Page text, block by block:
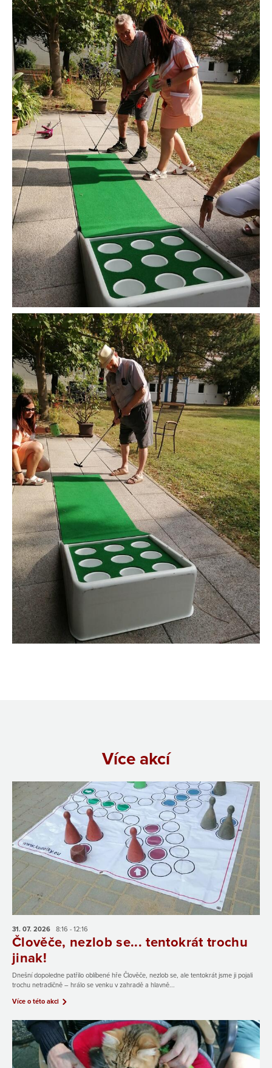
Více akcí
31. 07. 2026 8:16 - 12:16
Člověče, nezlob se... tentokrát trochu
jinak!
Dnešní dopoledne patřilo oblíbené hře Člověče, nezlob se, ale tentokrát jsme ji pojali
trochu netradičně – hrálo se venku v zahradě a hlavně...
Více o této akci